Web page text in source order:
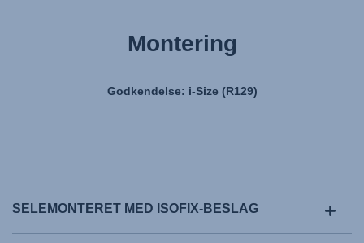
Montering
Godkendelse: i-Size (R129)
SELEMONTERET MED ISOFIX-BESLAG